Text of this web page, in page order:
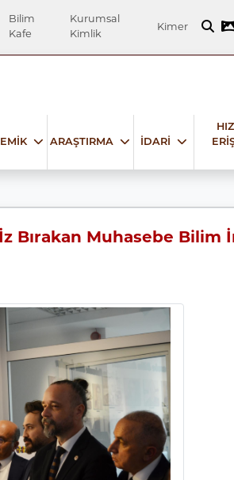
Bilim
Kafe
Kurumsal
Kimlik
Kimer
ARAŞTIRMA İDARİ
Muhasebe Bilim